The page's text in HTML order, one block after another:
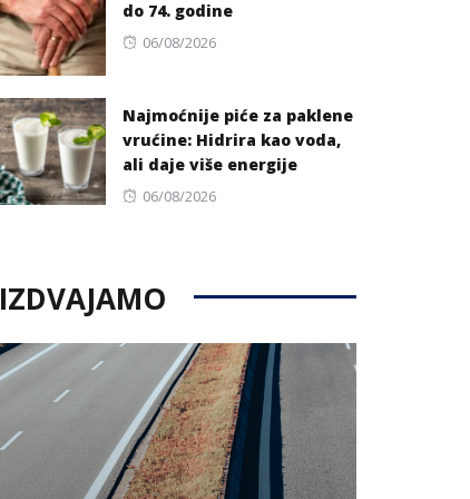
do 74. godine
Posted
06/08/2026
Najmoćnije piće za paklene
vrućine: Hidrira kao voda,
ali daje više energije
Posted
06/08/2026
IZDVAJAMO